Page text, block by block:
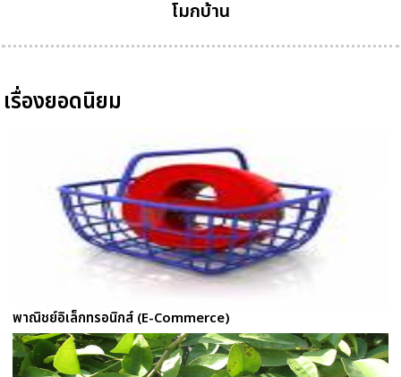
โมกบ้าน
เรื่องยอดนิยม
พาณิชย์อิเล็กทรอนิกส์ (E-Commerce)